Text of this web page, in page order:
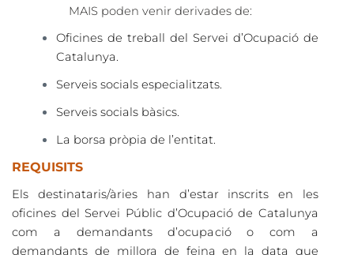
MAIS poden venir derivades de:
Oficines de treball del Servei d’Ocupació de
Catalunya.
Serveis socials especialitzats.
Serveis socials bàsics.
La borsa pròpia de l’entitat.
REQUISITS
Els destinataris/àries han d’estar inscrits en les
oficines del Servei Públic d’Ocupació de Catalunya
com a demandants d’ocupació o com a
demandants de millora de feina en la data que